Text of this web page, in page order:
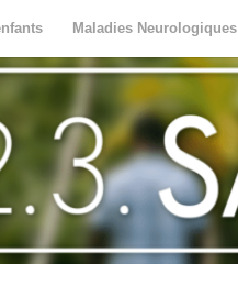
Maladies Neurologiques